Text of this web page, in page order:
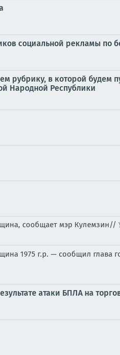
социальной рекламы по
в которой будем
Народной Республики
сообщает мэр Кулемзин//
1975 г.р. — сообщил глава
атаки БПЛА на